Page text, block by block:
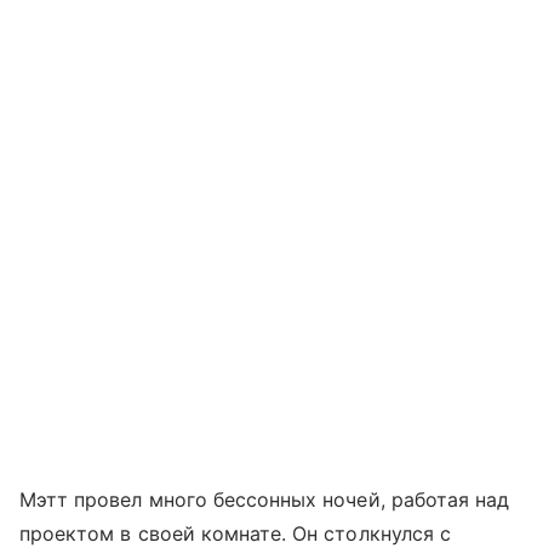
Мэтт провел много бессонных ночей, работая над
проектом в своей комнате. Он столкнулся с